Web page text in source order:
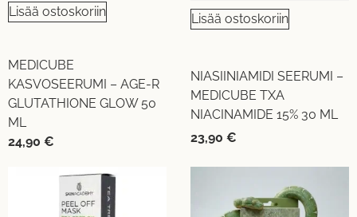
Lisää ostoskoriin
MEDICUBE
KASVOSEERUMI – AGE-R
GLUTATHIONE GLOW 50
ML
24,90 €
Lisää ostoskoriin
NIASIINIAMIDI SEERUMI –
MEDICUBE TXA
NIACINAMIDE 15% 30 ML
23,90 €